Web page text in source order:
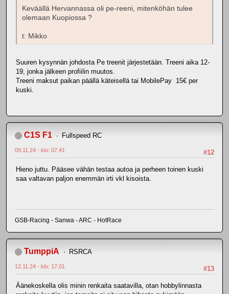
Keväällä Hervannassa oli pe-reeni, mitenköhän tulee
olemaan Kuopiossa ?
t: Mikko
Suuren kysynnän johdosta Pe treenit järjestetään. Treeni aika 12-
19, jonka jälkeen profiilin muutos.
Treeni maksut paikan päällä käteisellä tai MobilePay 15€ per
kuski.
C1S F1 Fullspeed RC
#12
09.11.24 - klo: 07.41
Hieno juttu. Pääsee vähän testaa autoa ja perheen toinen kuski
saa valtavan paljon enemmän irti vkl kisoista.
GSB-Racing - Sanwa - ARC - HotRace
TumppiA RSRCA
#13
12.11.24 - klo: 17.01
Äänekoskella olis minin renkaita saatavilla, otan hobbylinnasta